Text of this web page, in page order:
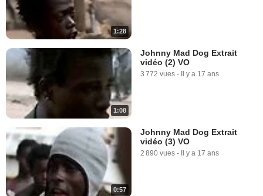
1:28
1:08
Johnny Mad Dog Extrait
vidéo (2) VO
3 772 vues - Il y a 17 ans
0:57
Johnny Mad Dog Extrait
vidéo (3) VO
2 890 vues - Il y a 17 ans